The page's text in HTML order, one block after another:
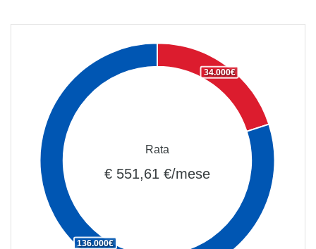
34.000€
136.000€
Rata
€ 551,61 €/mese